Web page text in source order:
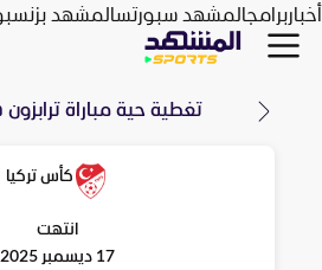
أخباربرامجالمشهد سبورتسالمشهد بزنس
تغطية حية مباراة
كأس تركيا
انتهت
17 ديسمبر 2025